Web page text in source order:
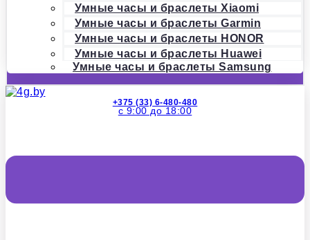
Умные часы и браслеты Xiaomi
Умные часы и браслеты Garmin
Умные часы и браслеты HONOR
Умные часы и браслеты Huawei
Умные часы и браслеты Samsung
+375 (33) 6-480-480
с 9:00 до 18:00